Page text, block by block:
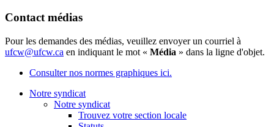
Contact médias
Pour les demandes des médias, veuillez envoyer un courriel à
ufcw@ufcw.ca en indiquant le mot « Média » dans la ligne d'objet.
Consulter nos normes graphiques ici.
Notre syndicat
Notre syndicat
Trouvez votre section locale